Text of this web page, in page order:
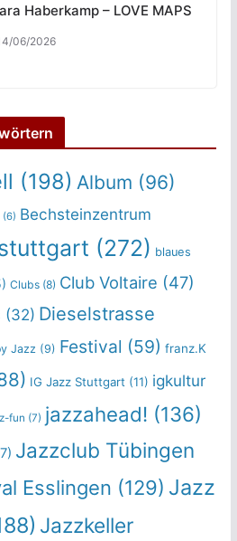
Haberkamp – LOVE MAPS
06/2026
(198) Album (96)
(6) Bechsteinzentrum
(272) blaues
Clubs(8) Club Voltaire (47)
(32) Dieselstrasse
Jazz (9) Festival (59) franz.K
IG Jazz Stuttgart (11) igkultur
fun (7) jazzahead! (136)
Jazzclub Tübingen
Esslingen (129) Jazz
Jazzkeller